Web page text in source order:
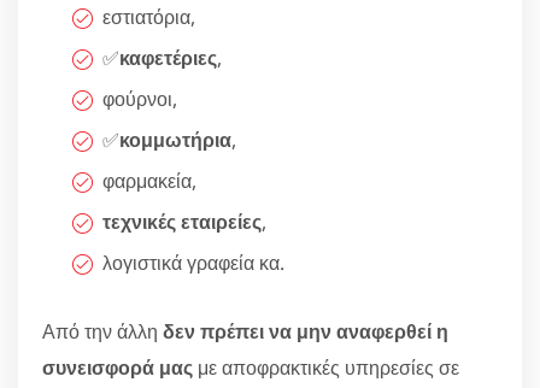
εστιατόρια,
✅καφετέριες,
φούρνοι,
✅κομμωτήρια,
φαρμακεία,
τεχνικές εταιρείες,
λογιστικά γραφεία κα.
Από την άλλη δεν πρέπει να μην αναφερθεί η
συνεισφορά μας με αποφρακτικές υπηρεσίες σε